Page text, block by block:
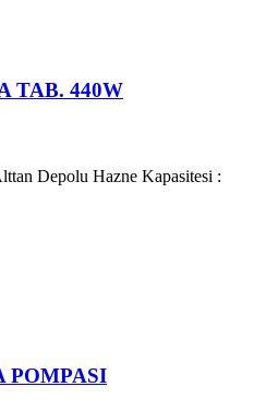
TAB. 440W
Depolu Hazne Kapasitesi :
POMPASI